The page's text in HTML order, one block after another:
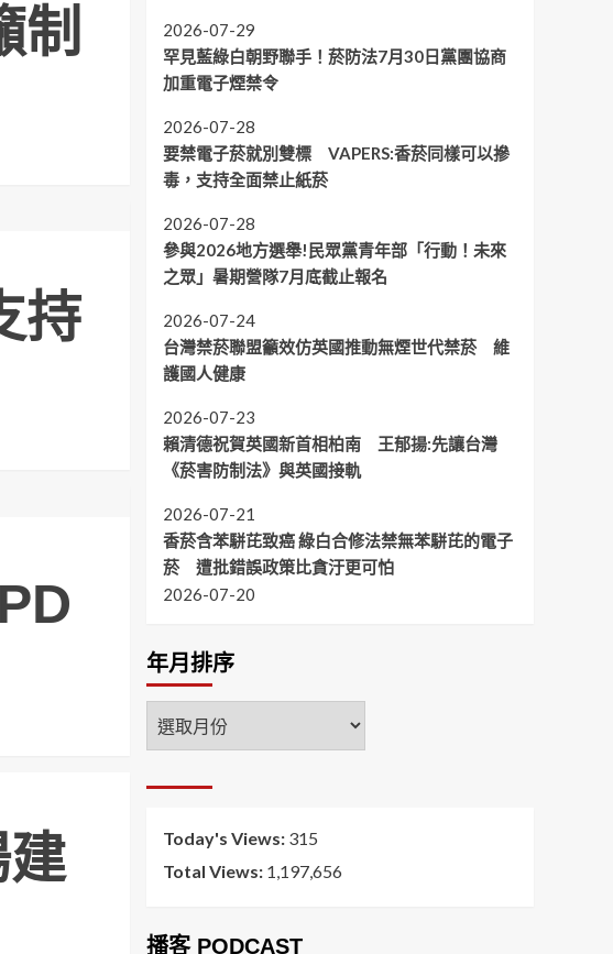
制
持
2026-07-29
罕見藍綠白朝野聯手！菸防法7月30日黨團協商
加重電子煙禁令
2026-07-28
要禁電子菸就別雙標 VAPERS:香菸同樣可以摻
毒，支持全面禁止紙菸
2026-07-28
參與2026地方選舉!民眾黨青年部「行動！未來
之眾」暑期營隊7月底截止報名
2026-07-24
台灣禁菸聯盟籲效仿英國推動無煙世代禁菸 維
護國人健康
2026-07-23
賴清德祝賀英國新首相柏南 王郁揚:先讓台灣
《菸害防制法》與英國接軌
2026-07-21
香菸含苯駢芘致癌 綠白合修法禁無苯駢芘的電子
菸 遭批錯誤政策比貪汙更可怕
2026-07-20
年月排序
年
月
序
Today's Views: 315
Total Views: 1,197,656
播客 PODCAST